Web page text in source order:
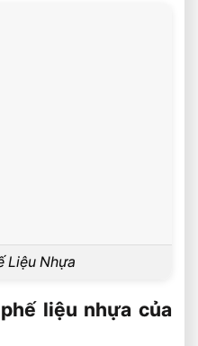
Liệu Nhựa
liệu nhựa của